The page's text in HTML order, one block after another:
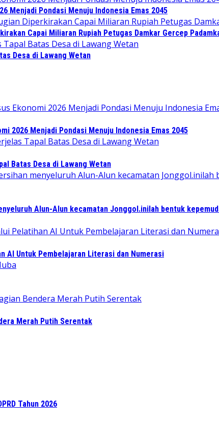
Menjadi Pondasi Menuju Indonesia Emas 2045
Capai Miliaran Rupiah Petugas Damkar Gercep
Desa di Lawang Wetan
2026 Menjadi Pondasi Menuju Indonesia Emas 2045
Batas Desa di Lawang Wetan
Alun-Alun kecamatan Jonggol.inilah bentuk
AI Untuk Pembelajaran Literasi dan Numerasi
Merah Putih Serentak
Tahun 2026